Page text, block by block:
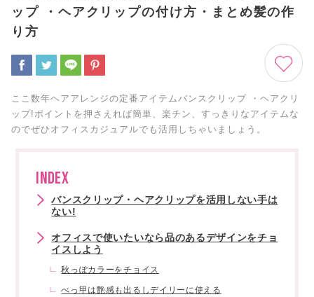
ップ ・ヘアクリップの付け方・まとめ髪の作
り方
ここ数年ヘアアレンジの定番アイテムバンスクリップ ・ヘアクリ
ップ!ポイントを押さえれば簡単、楽チン、すっきりなアイテムな
のでぜひオフィスカジュアルでも活用しちゃいましょう。
INDEX
バンスクリップ・ヘアクリップを活用しない手は
ない!
オフィスで使いたいなら品のあるデザインをチョ
イスしよう
秋っぽカラーをチョイス
べっ甲は艶感も出るしデイリーに使える